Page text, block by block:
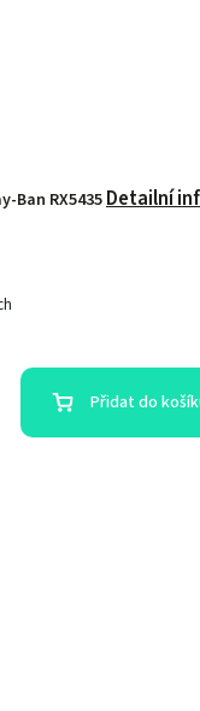
Ban RX5435Detailní
Přidat do